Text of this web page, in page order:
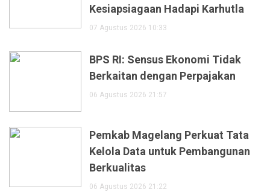
Kesiapsiagaan Hadapi Karhutla
07 Agustus 2026 10:33
BPS RI: Sensus Ekonomi Tidak
Berkaitan dengan Perpajakan
06 Agustus 2026 21:57
Pemkab Magelang Perkuat Tata
Kelola Data untuk Pembangunan
Berkualitas
06 Agustus 2026 21:22